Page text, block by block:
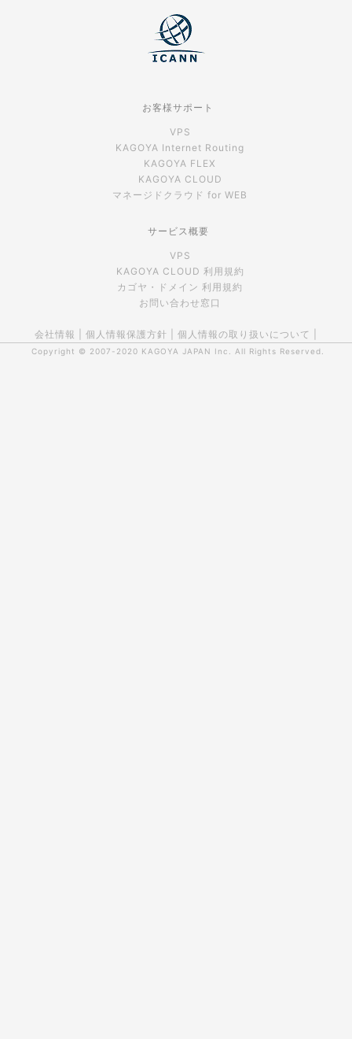
お客様サポート
VPS
KAGOYA Internet Routing
KAGOYA FLEX
KAGOYA CLOUD
マネージドクラウド for WEB
サービス概要
VPS
KAGOYA CLOUD 利用規約
カゴヤ・ドメイン 利用規約
お問い合わせ窓口
会社情報 個人情報保護方針 個人情報の取り扱いについて
Copyright © 2007-2020 KAGOYA JAPAN Inc. All Rights Reserved.